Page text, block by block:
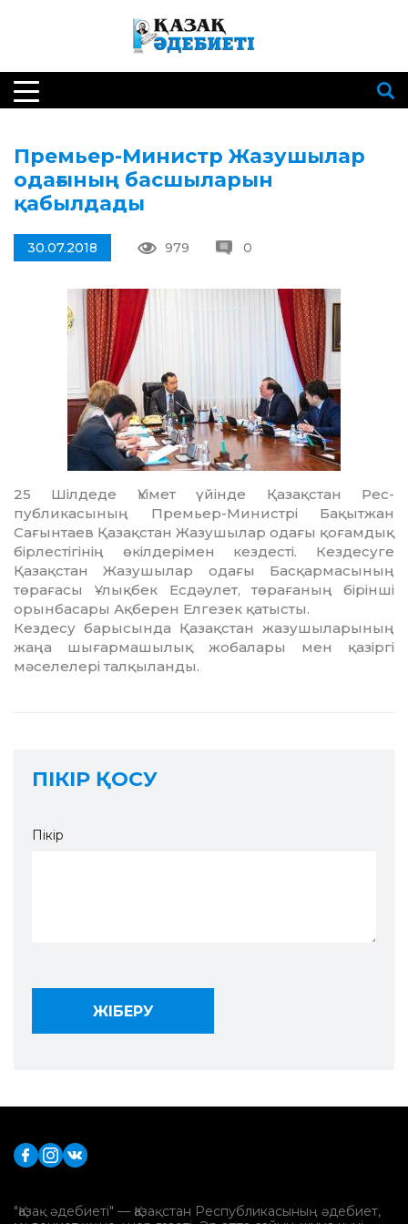
Премьер-Министр Жазушылар
одағының басшыларын
қабылдады
30.07.2018 979 0
25 Шілдеде Үкімет үйінде Қазақстан Рес­
публикасының Премьер-Министрі Ба­қытжан
Сағынтаев Қазақстан Жазу­шы­лар одағы қоғамдық
бірлестігінің өкіл­дері­мен кездесті. Кездесуге
Қазақстан Жазу­шы­лар одағы Басқармасының
төрағасы Ұлық­бек Есдәулет, төрағаның бірінші
орын­басары Ақберен Елгезек қатысты.
Кездесу барысында Қазақстан жазу­шыларының
жаңа шығармашылық жобалары мен қазіргі
мәселелері тал­қы­ланды.
ПІКІР ҚОСУ
Пікір
"Қазақ әдебиеті" — Қазақстан Республикасының әдебиет,